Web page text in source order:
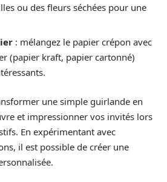
ou des fleurs séchées pour une
: mélangez le papier crépon avec
(papier kraft, papier cartonné)
une simple guirlande en
et impressionner vos invités lors
En expérimentant avec
il est possible de créer une